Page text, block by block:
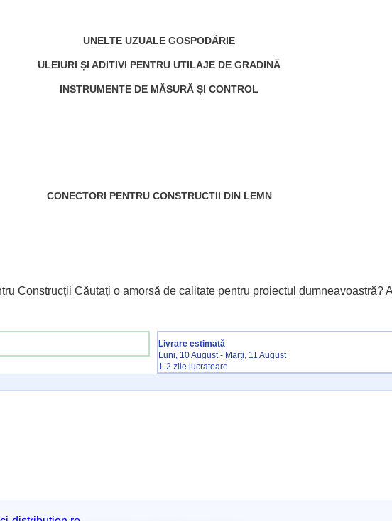
CONECTORI PENTRU CONSTRUCTII DIN LEMN
UNELTE UZUALE GOSPODĂRIE
ULEIURI ȘI ADITIVI PENTRU UTILAJE DE GRADINĂ
INSTRUMENTE DE MĂSURĂ ȘI CONTROL
Construcții Căutați o amorsă de calitate pentru proiectul dumneavoastră?
Livrare estimată
Luni, 10 August - Marți, 11 August
1-2 zile lucratoare